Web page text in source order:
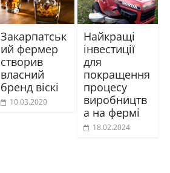
Закарпатськ
ий фермер
створив
власний
бренд віскі
10.03.2020
Найкращі
інвестиції
для
покращення
процесу
виробництв
а на фермі
18.02.2024